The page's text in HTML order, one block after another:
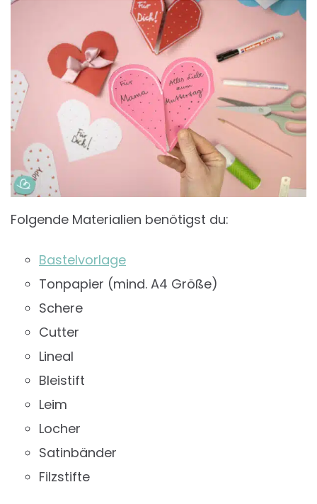
Folgende Materialien benötigst du:
Bastelvorlage
Tonpapier (mind. A4 Größe)
Schere
Cutter
Lineal
Bleistift
Leim
Locher
Satinbänder
Filzstifte